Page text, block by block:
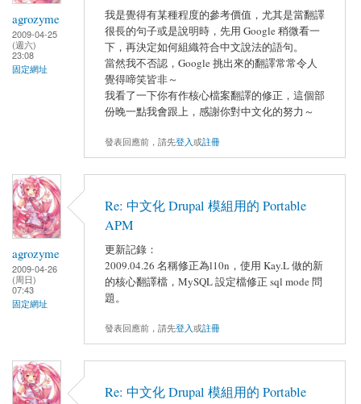
agrozyme
2009-04-25
(週六)
23:08
固定網址
我是覺得有某種程度的參考價值，尤其是當翻譯
很長的句子或是說明時，先用 Google 稍微看一
下，再決定如何組織符合中文說法的語句。
當然我不否認，Google 挑出來的翻譯常常令人
覺得啼笑皆非～
我看了一下你有作核心檔案翻譯的修正，這個部
份晚一點我會跟上，感謝你對中文化的努力～
發表回應前，請先登入或註冊
agrozyme
2009-04-26
(周日)
07:43
固定網址
Re: 中文化 Drupal 模組用的 Portable
APM
更新記錄：
2009.04.26 名稱修正為l10n，使用 Kay.L 做的新
的核心翻譯檔，MySQL 設定檔修正 sql mode 問
題。
發表回應前，請先登入或註冊
Re: 中文化 Drupal 模組用的 Portable